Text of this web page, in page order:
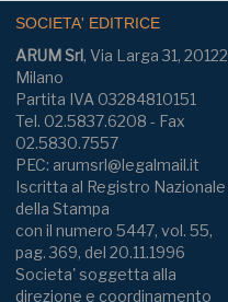
SOCIETA' EDITRICE
ARUM Srl, Via Larga 31, 20122
Milano
Partita IVA 03284810151
Tel. 02.5837.6208 - Fax
02.5830.7557
PEC: arumsrl@legalmail.it
Iscritta al Registro Nazionale
della Stampa
con il numero 5447, vol. 55,
pag. 369, del 20.11.1996
Societa' soggetta alla
direzione e coordinamento